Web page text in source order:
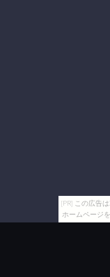
[PR] この広告
ホームページ